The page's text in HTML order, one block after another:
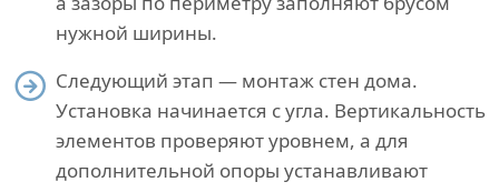
нужной ширины.
Следующий этап — монтаж стен дома.
Установка начинается с угла. Вертикальность
элементов проверяют уровнем, а для
дополнительной опоры устанавливают